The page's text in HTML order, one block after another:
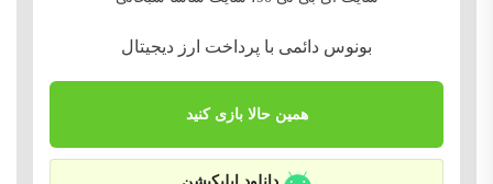
بونوس دائمی با پرداخت ارز دیجیتال
همین حالا بازی کنید